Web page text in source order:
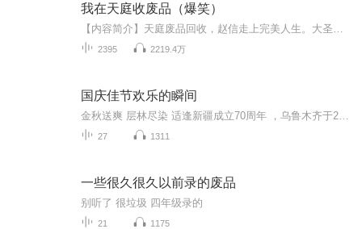
我在天庭收废品（爆笑）
2395 2219.4万
国庆佳节欢乐的瞬间
27 1311
一些很久很久以前录的废品
别听了 很垃圾 四年级录的
21 1175